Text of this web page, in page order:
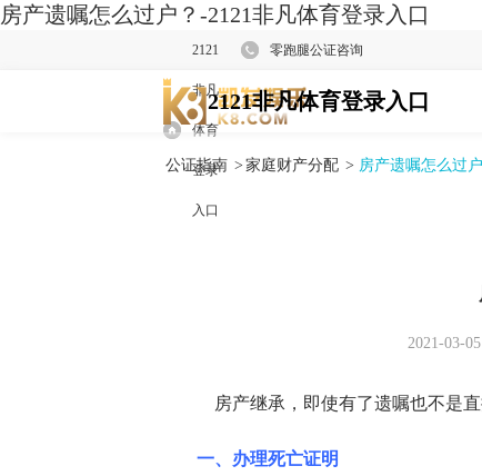
房产遗嘱怎么过户？-2121非凡体育登录入口
2121
非凡
体育
登录
入口
零跑腿公证咨询
2121非凡体育登录入口
公证指南 > 家庭财产分配 > 房产遗嘱怎么过
2021-03-
房产继承，即使有了遗嘱也不是
一、办理死亡证明